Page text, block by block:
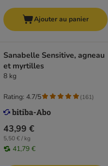
Ajouter au panier
Sanabelle Sensitive, agneau
et myrtilles
8 kg
43,99 €
5,50 € / kg
41,79 €
Rating: 4.7/5 (161)